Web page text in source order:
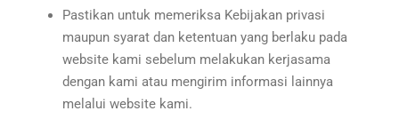
Pastikan untuk memeriksa Kebijakan privasi
maupun syarat dan ketentuan yang berlaku pada
website kami sebelum melakukan kerjasama
dengan kami atau mengirim informasi lainnya
melalui website kami.